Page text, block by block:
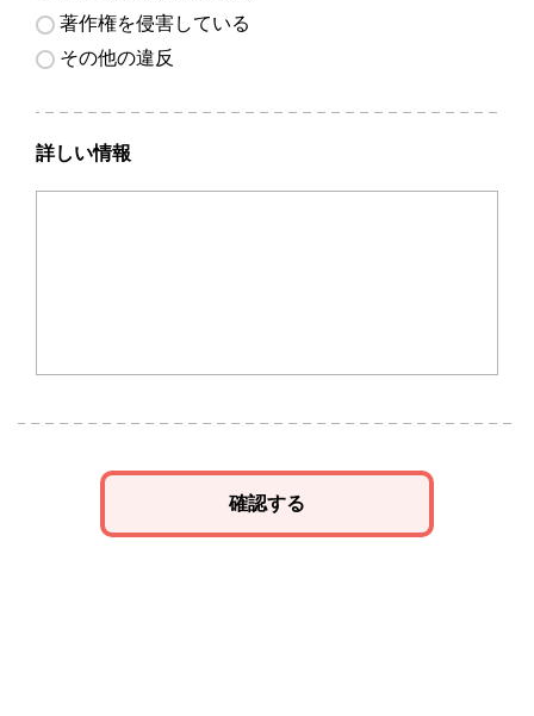
著作権を侵害している
その他の違反
詳しい情報
確認する